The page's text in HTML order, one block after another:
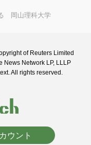
岡山理科大学
of Reuters Limited
News Network LP, LLLP
All rights reserved.
ウント